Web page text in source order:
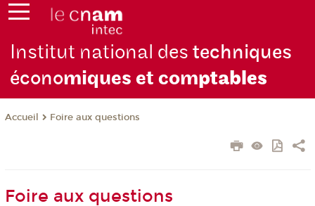
Institut national destechniques
économiques et comptables
Accueil Foire aux questions
Foire aux questions